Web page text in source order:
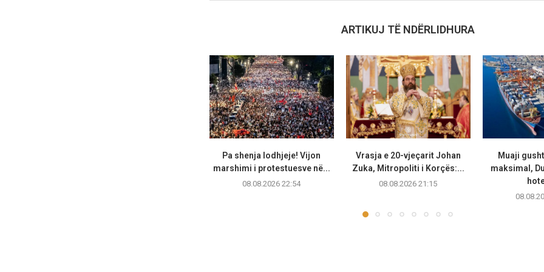
ARTIKUJ TË NDËRLIDHURA
Pa shenja lodhjeje! Vijon
marshimi i protestuesve në...
08.08.2026 22:54
Vrasja e 20-vjeçarit Johan
Zuka, Mitropoliti i Korçës:...
08.08.2026 21:15
Muaji
maksimal,